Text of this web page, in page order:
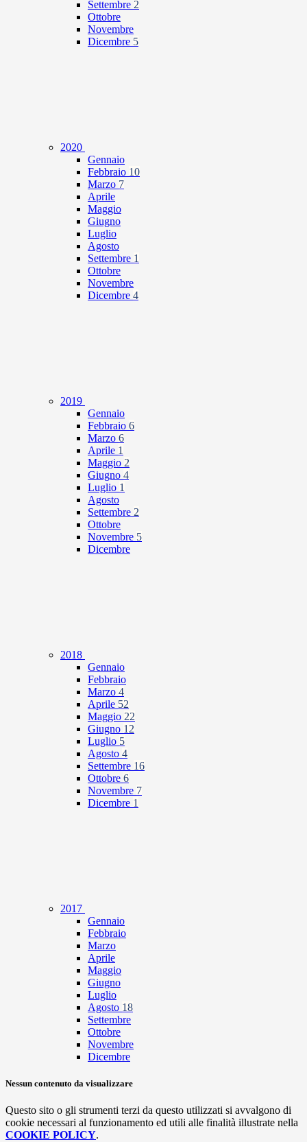
Settembre 2
Ottobre
Novembre
Dicembre 5
2020
Gennaio
Febbraio 10
Marzo 7
Aprile
Maggio
Giugno
Luglio
Agosto
Settembre 1
Ottobre
Novembre
Dicembre 4
2019
Gennaio
Febbraio 6
Marzo 6
Aprile 1
Maggio 2
Giugno 4
Luglio 1
Agosto
Settembre 2
Ottobre
Novembre 5
Dicembre
2018
Gennaio
Febbraio
Marzo 4
Aprile 52
Maggio 22
Giugno 12
Luglio 5
Agosto 4
Settembre 16
Ottobre 6
Novembre 7
Dicembre 1
2017
Gennaio
Febbraio
Marzo
Aprile
Maggio
Giugno
Luglio
Agosto 18
Settembre
Ottobre
Novembre
Dicembre
Nessun contenuto da visualizzare
Questo sito o gli strumenti terzi da questo utilizzati si avvalgono di
cookie necessari al funzionamento ed utili alle finalità illustrate nella
COOKIE POLICY.